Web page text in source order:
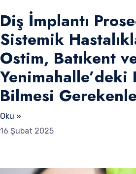
Diş İmplantı
Sistemik
Ostim, Batıkent
Yenimahalle’deki
Bilmesi
Oku »
16 Şubat 2025